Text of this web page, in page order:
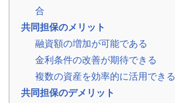
お
客
様
の
声
ご
合
共同担保のメリット
融資額の増加が可能である
金利条件の改善が期待できる
複数の資産を効率的に活用できる
共同担保のデメリット